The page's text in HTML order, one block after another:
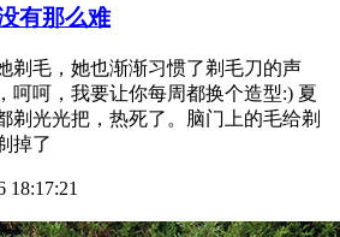
有那么难
剃毛，她也渐渐习惯了剃毛刀的声
呵呵，我要让你每周都换个造型:) 夏
剃光光把，热死了。脑门上的毛给剃
掉了
18:17:21